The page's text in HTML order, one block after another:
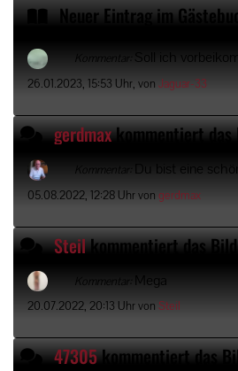
Neuer Eintrag im
Kommentar: Soll ich
26.01.2023, 15:53 Uhr, von Jaguar-33
gerdmaxkommentiert
Kommentar: Du bist eine
05.08.2022, 12:28 Uhr von gerdmax
Steilkommentiertdas
Kommentar: Mega
20.07.2022, 20:13 Uhr von Steil
47305kommentiertdas